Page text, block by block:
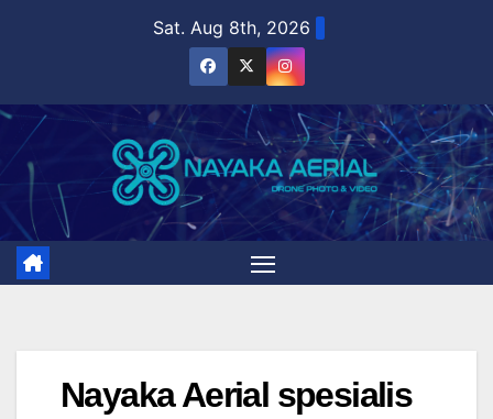
Sat. Aug 8th, 2026
Nayaka Aerial spesialis